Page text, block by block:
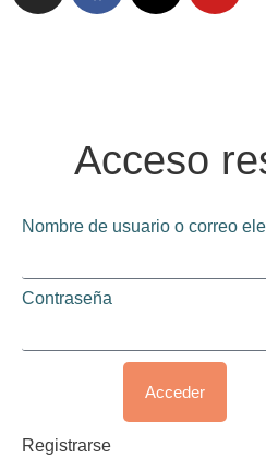
Acceso
Nombre de usuario o correo
Contraseña
Acceder
Registrarse